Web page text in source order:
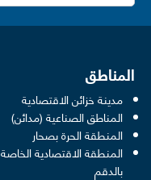
المناطق
مدينة خزائن الاقتصادية
المناطق الصناعية (مدائن)
المنطقة الحرة بصحار
المنطقة الاقتصادية الخاصة
بالدقم